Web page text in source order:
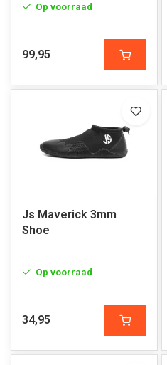
Op voorraad
99,95
Js Maverick 3mm
Shoe
Op voorraad
34,95